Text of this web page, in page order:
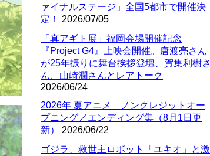
ァイナルステージ」全国5都市で開催決
定！
2026/07/05
「真アギト展」福岡会場開催記念
『Project G4』上映会開催。唐渡亮さん
が25年振りに舞台挨拶登壇、賀集利樹さ
ん、山崎潤さんとレアトーク
2026/06/24
2026年 夏アニメ ノンクレジットオー
プニング／エンディング集（8月1日更
新）
2026/06/22
ゴジラ、救世主ロボット「ユキオ」と激